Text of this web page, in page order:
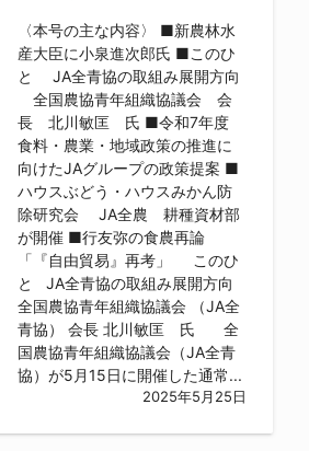
〈本号の主な内容〉 ■新農林水
産大臣に小泉進次郎氏 ■このひ
と JA全青協の取組み展開方向
全国農協青年組織協議会 会
長 北川敏匡 氏 ■令和7年度
食料・農業・地域政策の推進に
向けたJAグループの政策提案 ■
ハウスぶどう・ハウスみかん防
除研究会 JA全農 耕種資材部
が開催 ■行友弥の食農再論
「『自由貿易』再考」 このひ
と JA全青協の取組み展開方向
全国農協青年組織協議会 （JA全
青協） 会長 北川敏匡 氏 全
国農協青年組織協議会（JA全青
協）が5月15日に開催した通常...
2025年5月25日